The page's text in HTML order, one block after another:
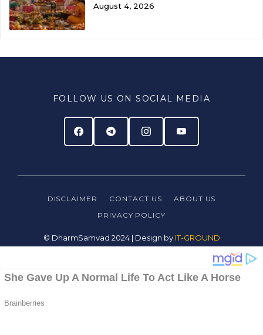
August 4, 2026
FOLLOW US ON SOCIAL MEDIA
DISCLAIMER CONTACT US
ABOUT US
PRIVACY POLICY
© DharmSamvad 2024 | Design byIT-GROUND